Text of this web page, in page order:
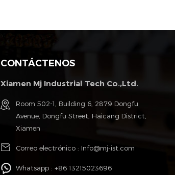
CONTÁCTENOS
Xiamen Mj Industrial Tech Co.,Ltd.
Room 502-1, Building 6, 2879 Dongfu
Avenue, Dongfu Street, Haicang District,
Xiamen
Correo electrónico : Info@mj-ist.com
Whatsapp :+86 13215023696